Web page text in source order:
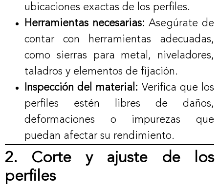
ubicaciones exactas de los perfiles.
Herramientas necesarias: Asegúrate de
contar con herramientas adecuadas,
como sierras para metal, niveladores,
taladros y elementos de fijación.
Inspección del material: Verifica que los
perfiles estén libres de daños,
deformaciones o impurezas que
puedan afectar su rendimiento.
2. Corte y ajuste de los
perfiles